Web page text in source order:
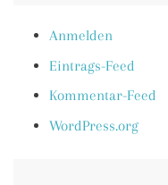
Anmelden
Eintrags-Feed
Kommentar-Feed
WordPress.org